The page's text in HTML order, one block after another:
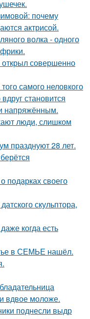
почему
актрисой.
волка - одного
открыл совершенно
самого неловкого
становится
напряжённым.
люди, слишком
празднуют 28 лет.
подарках своего
скульптора,
когда есть
в СЕМЬЕ нашёл.
вдвое моложе.
поднесли выдр